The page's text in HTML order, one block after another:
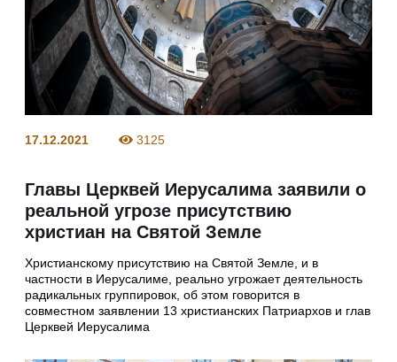
17.12.2021 3125
Главы Церквей Иерусалима заявили о
реальной угрозе присутствию
христиан на Святой Земле
Христианскому присутствию на Святой Земле, и в
частности в Иерусалиме, реально угрожает деятельность
радикальных группировок, об этом говорится в
совместном заявлении 13 христианских Патриархов и глав
Церквей Иерусалима